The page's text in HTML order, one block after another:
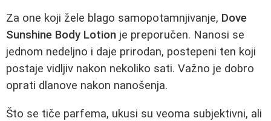
Za one koji žele blago samopotamnjivanje, Dove
Sunshine Body Lotion je preporučen. Nanosi se
jednom nedeljno i daje prirodan, postepeni ten koji
postaje vidljiv nakon nekoliko sati. Važno je dobro
oprati dlanove nakon nanošenja.
Što se tiče parfema, ukusi su veoma subjektivni, ali